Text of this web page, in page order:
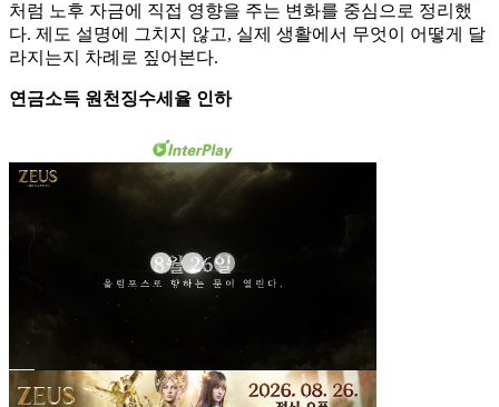
처럼 노후 자금에 직접 영향을 주는 변화를 중심으로 정리했
다. 제도 설명에 그치지 않고, 실제 생활에서 무엇이 어떻게 달
라지는지 차례로 짚어본다.
연금소득 원천징수세율 인하